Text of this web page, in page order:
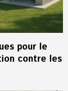
pour le
contre les